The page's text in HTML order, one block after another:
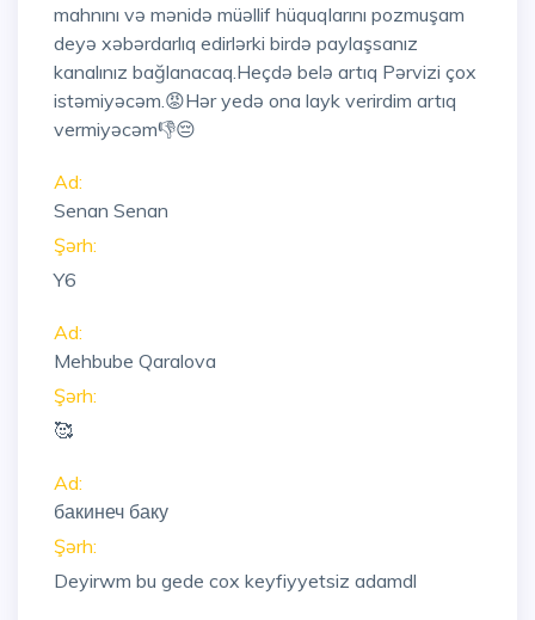
mahnını və mənidə müəllif hüquqlarını pozmuşam
deyə xəbərdarlıq edirlərki birdə paylaşsanız
kanalınız bağlanacaq.Heçdə belə artıq Pərvizi çox
istəmiyəcəm.😡Hər yedə ona layk verirdim artıq
vermiyəcəm👎😔
Ad:
Senan Senan
Şərh:
Y6
Ad:
Mehbube Qaralova
Şərh:
🥰
Ad:
бакинеч баку
Şərh:
Deyirwm bu gede cox keyfiyyetsiz adamdl